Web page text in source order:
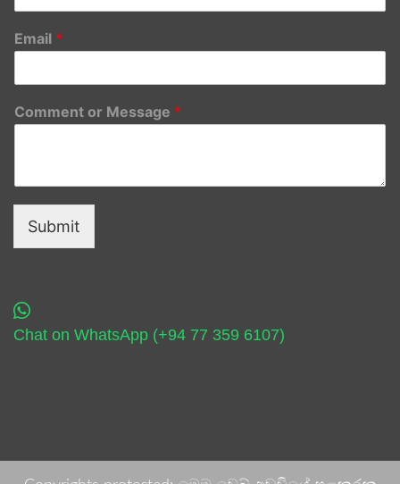
Email *
Comment or Message *
Submit
Chat on WhatsApp (+94 77 359 6107)